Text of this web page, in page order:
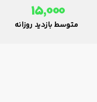
15,000
متوسط بازدید روزانه